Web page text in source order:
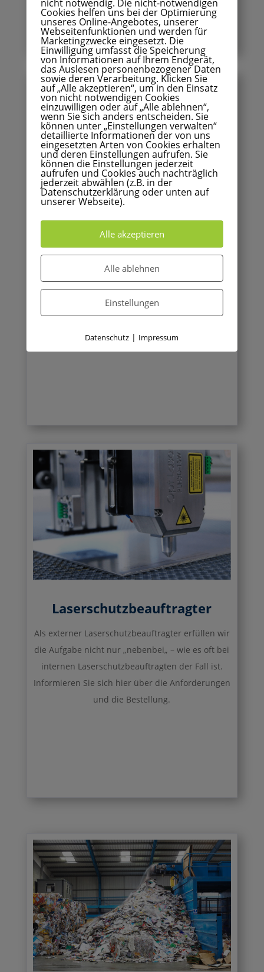
Seminare
Seminare im Brandschutz: Weiterbildung für Ihre
Gerne erstellen wir Ihnen ein unverbindliches
Angebot für Ihre innerbetriebliche Schulung im
Laserschutzbeauftragter
Als externer Laserschutzbeauftragter erfüllen wir
die Aufgabe nicht nur „nebenbei„ – wie es oft bei
internen Laserschutzbeauftragten der Fall ist.
Informieren Sie sich hier über die Anforderungen
und die Bestellung.
nicht notwendig. Die nicht-notwendigen
Cookies helfen uns bei der Optimierung
unseres Online-Angebotes, unserer
Webseitenfunktionen und werden für
Marketingzwecke eingesetzt. Die
Einwilligung umfasst die Speicherung
von Informationen auf Ihrem Endgerät,
das Auslesen personenbezogener Daten
sowie deren Verarbeitung. Klicken Sie
auf „Alle akzeptieren“, um in den Einsatz
von nicht notwendigen Cookies
einzuwilligen oder auf „Alle ablehnen“,
wenn Sie sich anders entscheiden. Sie
können unter „Einstellungen verwalten“
detaillierte Informationen der von uns
eingesetzten Arten von Cookies erhalten
und deren Einstellungen aufrufen. Sie
können die Einstellungen jederzeit
aufrufen und Cookies auch nachträglich
jederzeit abwählen (z.B. in der
Datenschutzerklärung oder unten auf
unserer Webseite).
Alle akzeptieren
Alle ablehnen
Einstellungen
Datenschutz | Impressum